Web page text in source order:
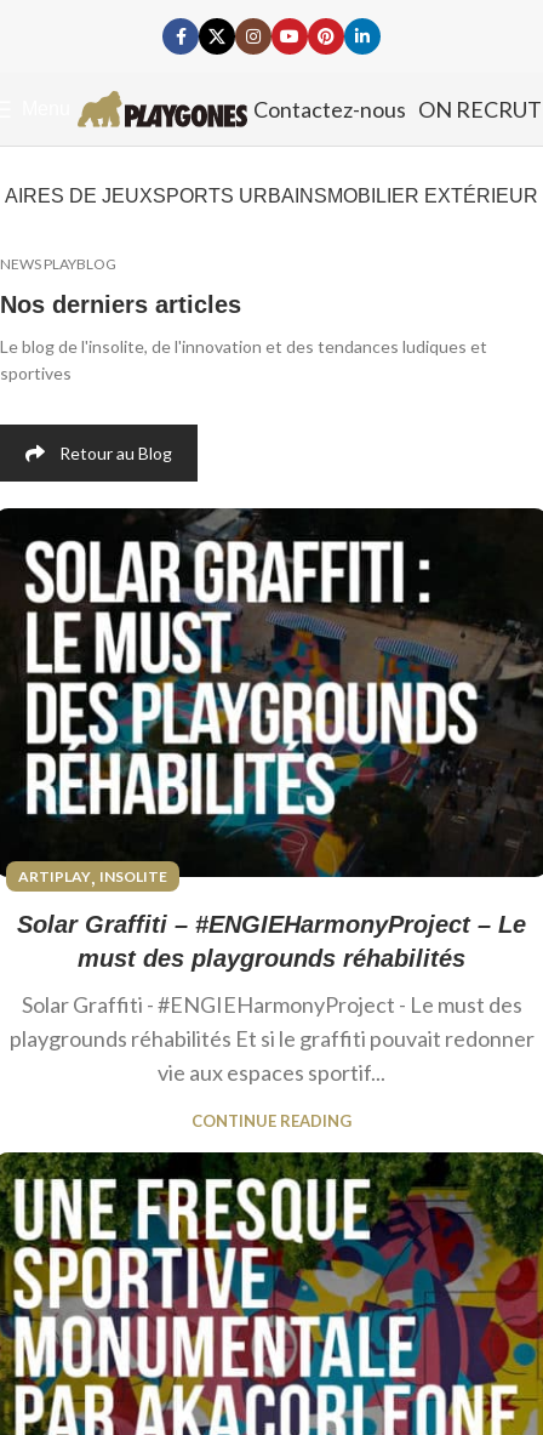
Contactez-nous ON
AIRES DE JEUXSPORTS URBAINSMOBILIER EXTÉRIEUR
NEWS PLAYBLOG
Nos derniers articles
Le blog de l'insolite, de l'innovation et des tendances ludiques et
sportives
Retour au Blog
ARTIPLAY, INSOLITE
Solar Graffiti – #ENGIEHarmonyProject – Le
must des playgrounds réhabilités
Solar Graffiti - #ENGIEHarmonyProject - Le must des
playgrounds réhabilités Et si le graffiti pouvait redonner
vie aux espaces sportif...
CONTINUE READING